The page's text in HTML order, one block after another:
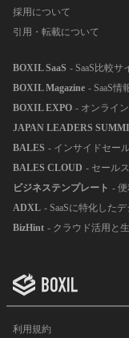
採用について
引用・転載について
BOXIL SaaS - SaaS比較サ
BOXIL Magazine - SaaS情
BOXIL EXPO - オンライ
JAPAN LEADERS
BALES - インサイドセー
BALES CLOUD - セール
ビジネステンプレート -
ADXL - SaaSに特化した
BizHint - クラウド活用と
利用規約